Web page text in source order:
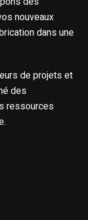
nouveaux
dans une
de projets et
des
ressources